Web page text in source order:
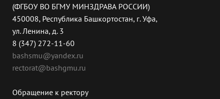
(ФГБОУ ВО БГМУ МИНЗДРАВА РОССИИ)
450008, Республика Башкортостан, г. Уфа,
ул. Ленина, д. 3
8 (347) 272-11-60
bashsmu@yandex.ru
rectorat@bashgmu.ru
Обращение к ректору